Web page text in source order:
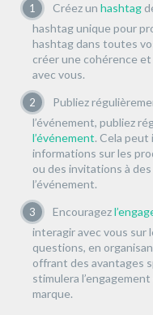
Créez un hashtag
hashtag unique pour
hashtag dans toutes
créer une cohérence
avec vous.
Publiez
l’événement, publiez
l’événement. Cela
informations sur les
ou des invitations à
l’événement.
Encouragez
interagir avec vous sur
questions, en
offrant des avantages
stimulera
marque.